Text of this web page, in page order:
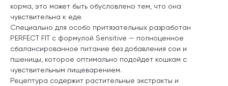
корма, это может быть обусловлено тем, что она
чувствительна к еде.
Специально для особо притязательных разработан
PERFECT FIT с формулой Sensitive — полноценное
сбалансированное питание без добавления сои и
пшеницы, которое оптимально подойдет кошкам с
чувствительным пищеварением.
Рецептура содержит растительные экстракты и